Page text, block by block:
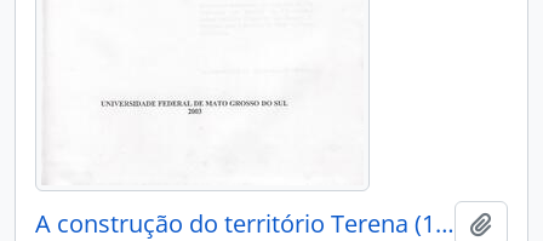
A construção do território Terena (1870-1966): uma sociedade entre a imposição e a opção